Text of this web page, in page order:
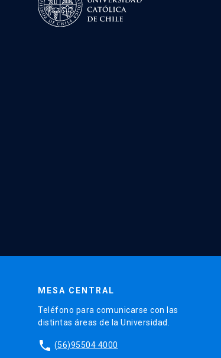
MESA CENTRAL
Teléfono para comunicarse con las
distintas áreas de la Universidad.
phone (56)95504 4000